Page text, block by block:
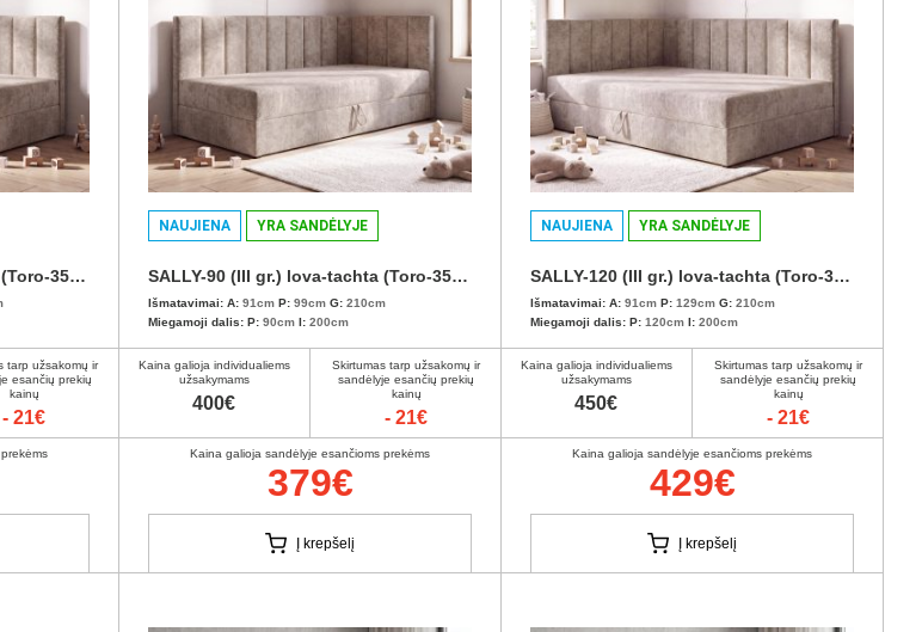
SALLY-90 (III gr.) lova-tachta (Toro-35) K
tarp užsakomų ir
esančių prekių
kainų
- 21€
NAUJIENA YRA SANDĖLYJE
SALLY-90 (III gr.) lova-tachta (Toro-35) D
Išmatavimai: A: 91cm P: 99cm G: 210cm
Miegamoji dalis: P: 90cm I: 200cm
Kaina galioja individualiems
užsakymams
400€
Skirtumas tarp užsakomų ir
sandėlyje esančių prekių
kainų
- 21€
Kaina galioja sandėlyje esančioms prekėms
379€
Į krepšelį
NAUJIENA YRA SANDĖLYJE
SALLY-120 (III gr.) lova-tachta (Toro-35) K
Išmatavimai: A: 91cm P: 129cm G: 210cm
Miegamoji dalis: P: 120cm I: 200cm
Kaina galioja individualiems
užsakymams
450€
Skirtumas tarp užsakomų ir
sandėlyje esančių prekių
kainų
- 21€
Kaina galioja sandėlyje esančioms prekėms
429€
Į krepšelį